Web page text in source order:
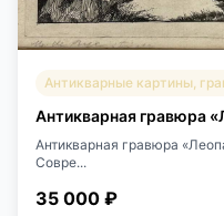
Антикварные картины,
Антикварная гравюра
Антикварная гравюра
Совре...
35 000 ₽